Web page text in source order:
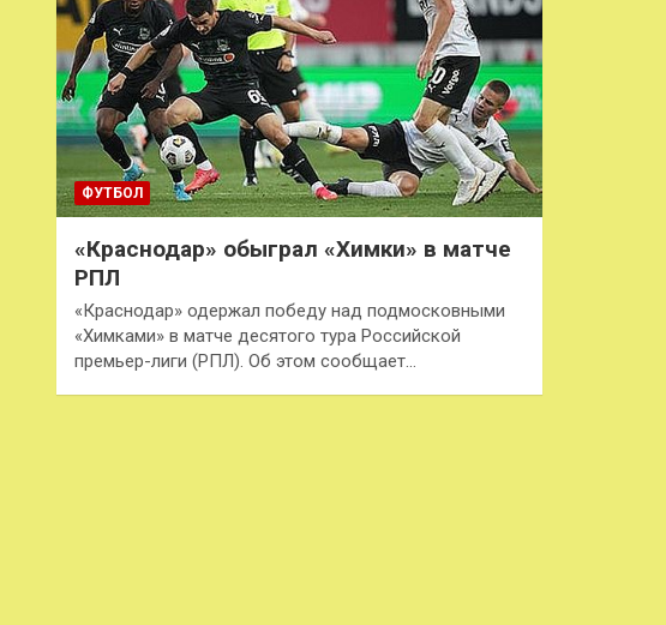
ФУТБОЛ
«Краснодар» обыграл «Химки» в матче
РПЛ
«Краснодар» одержал победу над подмосковными
«Химками» в матче десятого тура Российской
премьер-лиги (РПЛ). Об этом сообщает…